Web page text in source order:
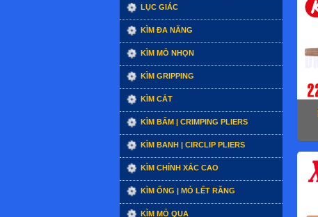
LỤC GIÁC
KÌM ĐA NĂNG
KÌM MỎ NHỌN
KÌM GRIPPING
KÌM CẮT
KÌM BẤM | CRIMPING PLIERS
KÌM BANH | CIRCLIP PLIERS
KÌM CHÍNH XÁC CAO
KÌM ỐNG | MỎ LẾT RĂNG
KÌM MỎ QUẠ